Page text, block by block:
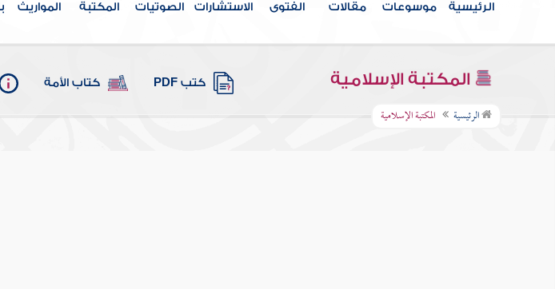
الرئيسية موسوعات مقالات الفتوى الاستشارات الصوتيات المكتبة المواريث
المكتبة الإسلامية كتب PDF كتاب الأمة
الرئيسية المكتبة الإسلامية